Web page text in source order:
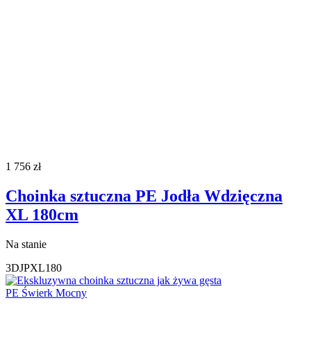
1 756 zł
Choinka sztuczna PE Jodła Wdzięczna
XL 180cm
Na stanie
3DJPXL180